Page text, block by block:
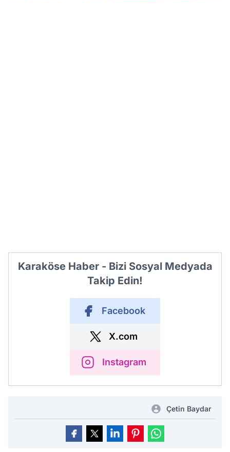
Karaköse Haber - Bizi Sosyal Medyada
Takip Edin!
Facebook
X.com
Instagram
Çetin Baydar